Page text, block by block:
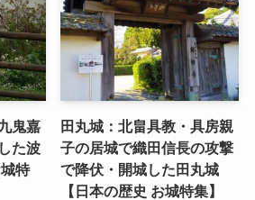
鬼嘉
た波
特
田丸城：北畠具教・具房親
子の居城で織田信長の攻撃
で降伏・開城した田丸城
【日本の歴史 お城特集】